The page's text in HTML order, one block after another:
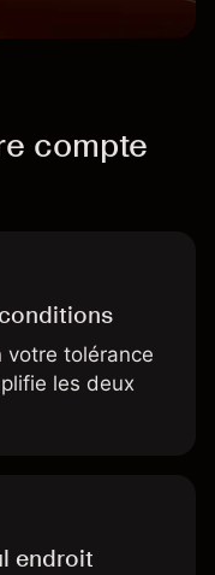
compte
votre tolérance
les deux
endroit